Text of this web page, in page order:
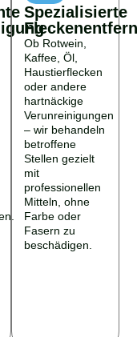
Spezialisierte
Ob Rotwein,
Kaffee, Öl,
Haustierflecken
oder andere
hartnäckige
Verunreinigungen
– wir behandeln
betroffene
Stellen gezielt
mit
professionellen
Mitteln, ohne
Farbe oder
Fasern zu
beschädigen.